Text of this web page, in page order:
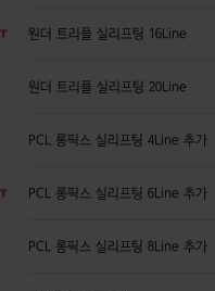
원더 트리플 실리프팅 16Line
원더 트리플 실리프팅 20Line
PCL 롱픽스 실리프팅 4Line 추가
PCL 롱픽스 실리프팅 6Line 추가
PCL 롱픽스 실리프팅 8Line 추가